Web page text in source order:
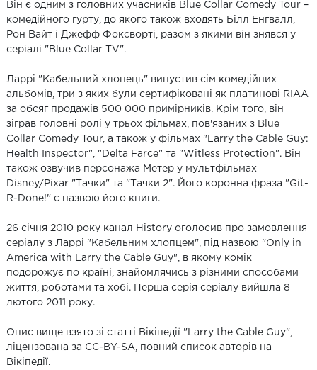
Він є одним з головних учасників Blue Collar Comedy Tour –
комедійного гурту, до якого також входять Білл Енгвалл,
Рон Вайт і Джефф Фоксворті, разом з якими він знявся у
серіалі "Blue Collar TV".
Ларрі "Кабельний хлопець" випустив сім комедійних
альбомів, три з яких були сертифіковані як платинові RIAA
за обсяг продажів 500 000 примірників. Крім того, він
зіграв головні ролі у трьох фільмах, пов'язаних з Blue
Collar Comedy Tour, а також у фільмах "Larry the Cable Guy:
Health Inspector", "Delta Farce" та "Witless Protection". Він
також озвучив персонажа Метер у мультфільмах
Disney/Pixar "Тачки" та "Тачки 2". Його коронна фраза "Git-
R-Done!" є назвою його книги.
26 січня 2010 року канал History оголосив про замовлення
серіалу з Ларрі "Кабельним хлопцем", під назвою "Only in
America with Larry the Cable Guy", в якому комік
подорожує по країні, знайомлячись з різними способами
життя, роботами та хобі. Перша серія серіалу вийшла 8
лютого 2011 року.
Опис вище взято зі статті Вікіпедії "Larry the Cable Guy",
ліцензована за CC-BY-SA, повний список авторів на
Вікіпедії.